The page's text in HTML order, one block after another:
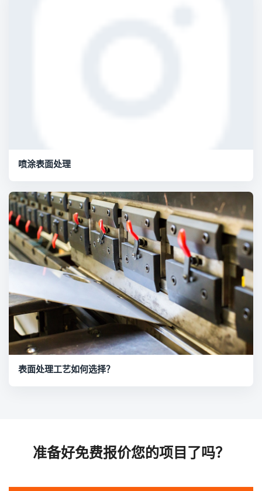
喷涂表面处理
表面处理工艺如何选择？
准备好免费报价您的项目了吗？